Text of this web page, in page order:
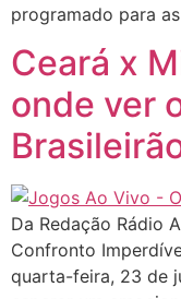
programado para
Ceará x
onde ver
Da Redação Rádio
Confronto
quarta-feira, 23 de